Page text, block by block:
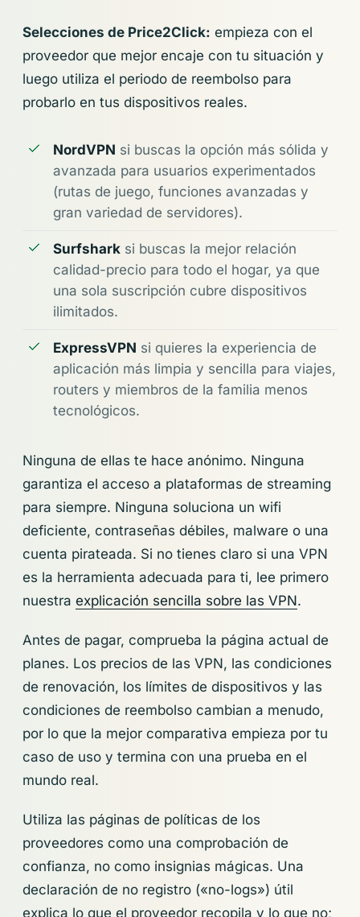
Selecciones de Price2Click: empieza con el
proveedor que mejor encaje con tu situación y
luego utiliza el periodo de reembolso para
probarlo en tus dispositivos reales.
NordVPN si buscas la opción más sólida y
avanzada para usuarios experimentados
(rutas de juego, funciones avanzadas y
gran variedad de servidores).
Surfshark si buscas la mejor relación
calidad-precio para todo el hogar, ya que
una sola suscripción cubre dispositivos
ilimitados.
ExpressVPN si quieres la experiencia de
aplicación más limpia y sencilla para viajes,
routers y miembros de la familia menos
tecnológicos.
Ninguna de ellas te hace anónimo. Ninguna
garantiza el acceso a plataformas de streaming
para siempre. Ninguna soluciona un wifi
deficiente, contraseñas débiles, malware o una
cuenta pirateada. Si no tienes claro si una VPN
es la herramienta adecuada para ti, lee primero
nuestra explicación sencilla sobre las VPN.
Antes de pagar, comprueba la página actual de
planes. Los precios de las VPN, las condiciones
de renovación, los límites de dispositivos y las
condiciones de reembolso cambian a menudo,
por lo que la mejor comparativa empieza por tu
caso de uso y termina con una prueba en el
mundo real.
Utiliza las páginas de políticas de los
proveedores como una comprobación de
confianza, no como insignias mágicas. Una
declaración de no registro («no-logs») útil
explica lo que el proveedor recopila y lo que no;